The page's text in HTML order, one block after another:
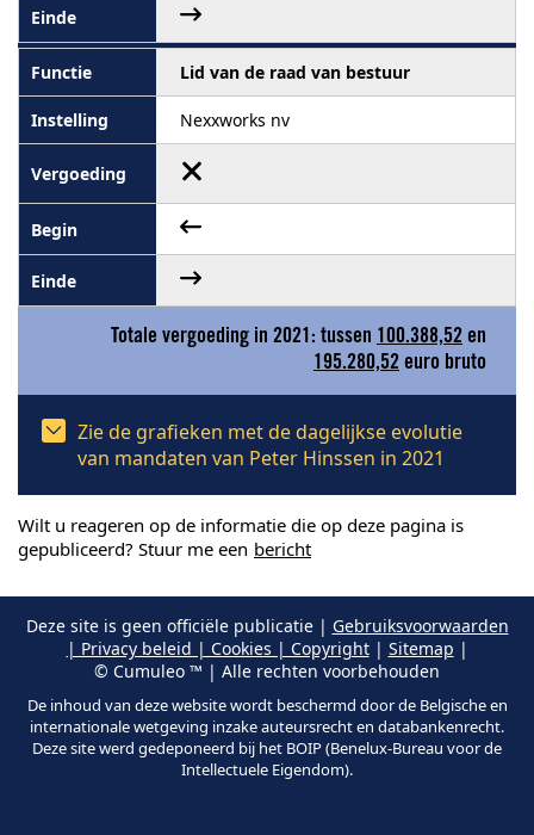
Lid van de raad van bestuur
Nexxworks nv
Totale vergoeding in 2021: tussen 100.388,52 en
195.280,52 euro bruto
Zie de grafieken met de dagelijkse evolutie
van mandaten van Peter Hinssen in 2021
Wilt u reageren op de informatie die op deze pagina is
gepubliceerd? Stuur me een bericht
Deze site is geen officiële publicatie | Gebruiksvoorwaarden
| Privacy beleid | Cookies | Copyright| Sitemap |
© Cumuleo ™ | Alle rechten voorbehouden
De inhoud van deze website wordt beschermd door de Belgische en
internationale wetgeving inzake auteursrecht en databankenrecht.
Deze site werd gedeponeerd bij het BOIP (Benelux-Bureau voor de
Intellectuele Eigendom).